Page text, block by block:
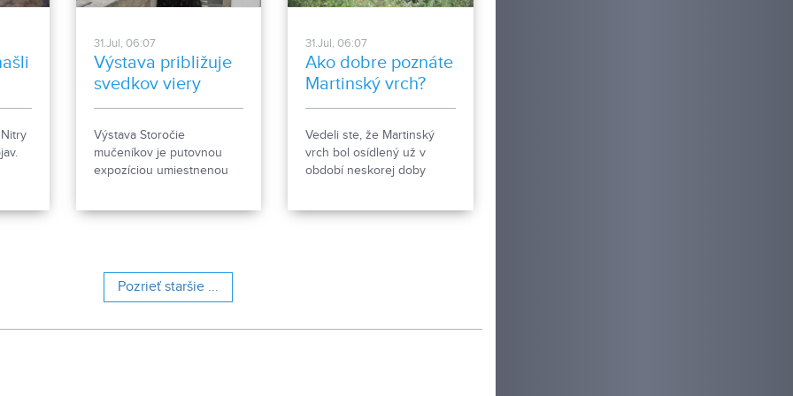
31.Jul, 06:07
Výstava približuje
svedkov viery
Výstava Storočie
mučeníkov je putovnou
expozíciou umiestnenou
strednej a východnej
Európy a počas letnej
návštevníkom hradu.
31.Jul, 06:07
Ako dobre poznáte
Martinský vrch?
Vedeli ste, že Martinský
vrch bol osídlený už v
období neskorej doby
murovaných budov
Pozrieť staršie ...